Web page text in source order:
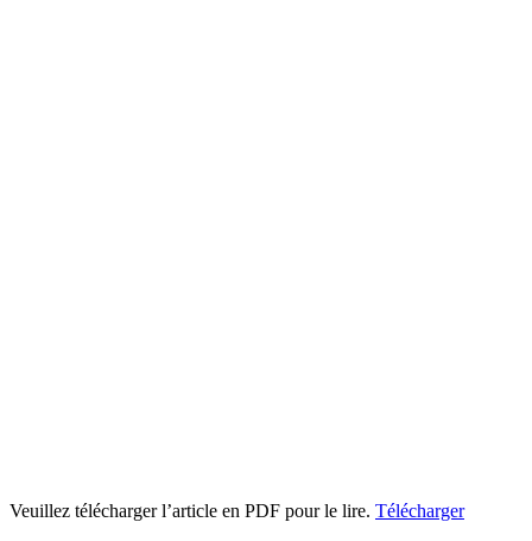
Veuillez télécharger l’article en PDF pour le lire. Télécharger